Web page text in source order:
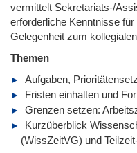
vermittelt Sekretariats-/
erforderliche Kenntnisse
Gelegenheit zum
Themen
Aufgaben,
Fristen einhalten und
Grenzen setzen:
Kurzüberblick
(WissZeitVG) und